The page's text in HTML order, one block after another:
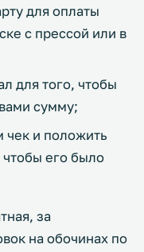
для оплаты
с прессой или в
для того, чтобы
сумму;
чек и положить
чтобы его было
за
на обочинах по